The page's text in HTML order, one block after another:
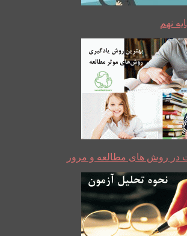
نهم
در روش های مطالعه و مرور